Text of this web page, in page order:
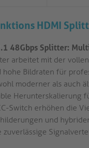
HDMI
48Gbps Splitter:
arbeitet mit der
Bildraten für
moderner als auch
Herunterskalierung
Switch erhöhen die
und